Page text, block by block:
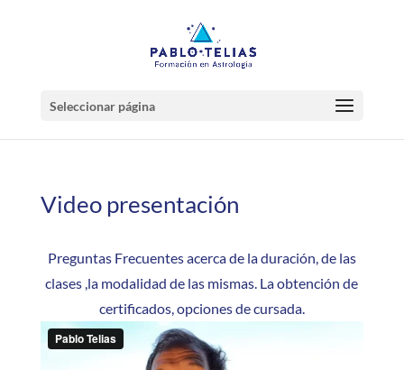
Seleccionar página
Video presentación
Preguntas Frecuentes acerca de la duración, de las
clases ,la modalidad de las mismas. La obtención de
certificados, opciones de cursada.